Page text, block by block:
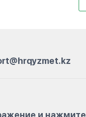
и нажмите